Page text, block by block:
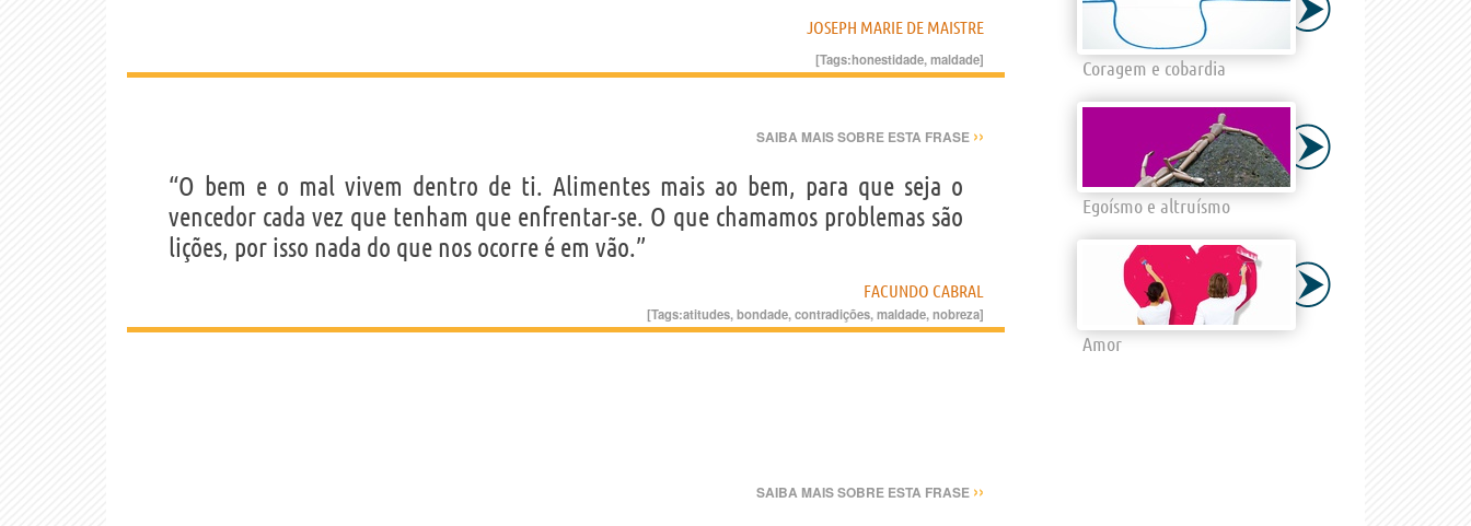
JOSEPH MARIE DE MAISTRE
[Tags:honestidade,maldade]
SAIBA MAIS SOBRE ESTA FRASE ››
“O bem e o mal vivem dentro de ti. Alimentes mais ao bem, para que seja o
vencedor cada vez que tenham que enfrentar-se. O que chamamos problemas são
lições, por isso nada do que nos ocorre é em vão.”
FACUNDO CABRAL
[Tags:atitudes,bondade,contradições,maldade,nobreza]
SAIBA MAIS SOBRE ESTA FRASE ››
Coragem e cobardia
Egoísmo e altruísmo
Amor